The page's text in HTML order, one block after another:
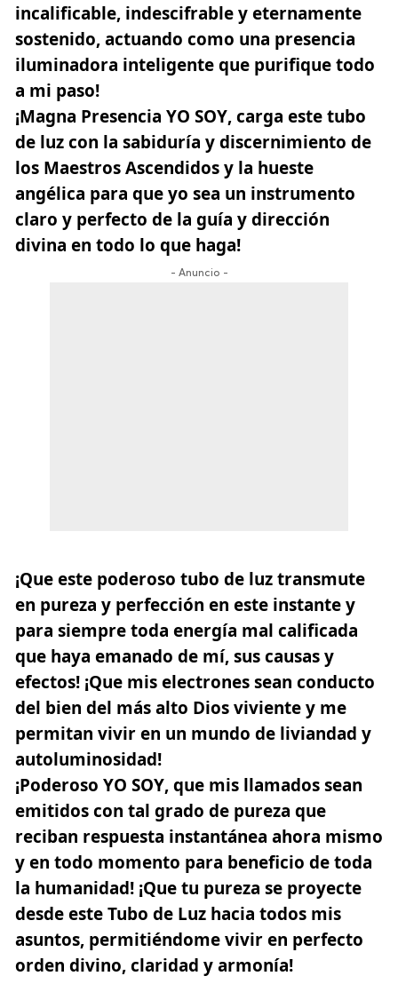
incalificable, indescifrable y eternamente
sostenido, actuando como una presencia
iluminadora inteligente que purifique todo
a mi paso!
¡Magna Presencia YO SOY, carga este tubo
de luz con la sabiduría y discernimiento de
los Maestros Ascendidos y la hueste
angélica para que yo sea un instrumento
claro y perfecto de la guía y dirección
divina en todo lo que haga!
- Anuncio -
¡Que este poderoso tubo de luztransmute
en pureza y perfección en este instante y
para siempre toda energía mal calificada
que haya emanado de mí, sus causas y
efectos! ¡Que miselectronessean conducto
del bien del más alto Dios viviente y me
permitan vivir en un mundo de liviandad y
autoluminosidad!
¡Poderoso YO SOY, que mis llamados sean
emitidos con tal grado de pureza que
reciban respuesta instantánea ahora mismo
y en todo momento para beneficio de toda
la humanidad! ¡Que tu pureza se proyecte
desde este Tubo de Luz hacia todos mis
asuntos, permitiéndome vivir en perfecto
orden divino, claridad y armonía!